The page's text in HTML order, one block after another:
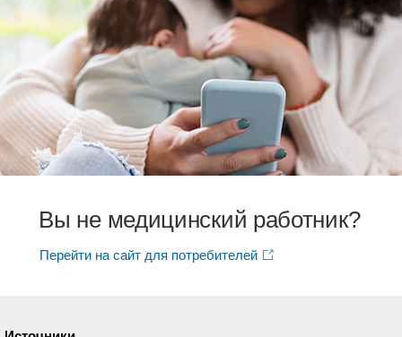
Вы не медицинский работник?
Перейти на сайт для потребителей